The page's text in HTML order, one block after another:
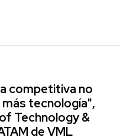
competitiva no
tecnología",
Technology &
de VML